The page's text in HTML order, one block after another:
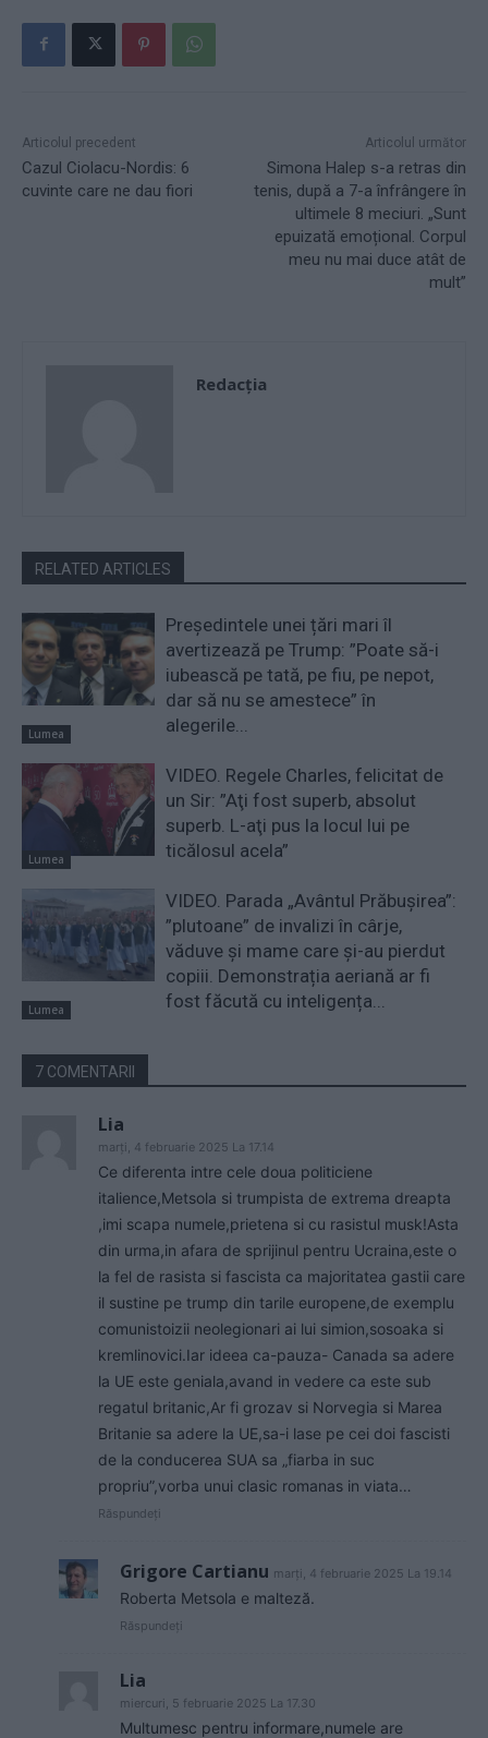
Articolul precedent
Cazul Ciolacu-Nordis: 6
cuvinte care ne dau fiori
Articolul următor
Simona Halep s-a retras din
tenis, după a 7-a înfrângere în
ultimele 8 meciuri. „Sunt
epuizată emoțional. Corpul
meu nu mai duce atât de
mult”
Redacţia
RELATED ARTICLES
Lumea
Președintele unei țări mari îl
avertizează pe Trump: ”Poate să-i
iubească pe tată, pe fiu, pe nepot,
dar să nu se amestece” în
alegerile...
Lumea
VIDEO. Regele Charles, felicitat de
un Sir: ”Aţi fost superb, absolut
superb. L-aţi pus la locul lui pe
ticălosul acela”
Lumea
VIDEO. Parada „Avântul Prăbușirea”:
”plutoane” de invalizi în cârje,
văduve și mame care și-au pierdut
copiii. Demonstrația aeriană ar fi
fost făcută cu inteligența...
7 COMENTARII
Lia
marți, 4 februarie 2025 La 17.14
Ce diferenta intre cele doua politiciene
italience,Metsola si trumpista de extrema dreapta
,imi scapa numele,prietena si cu rasistul musk!Asta
din urma,in afara de sprijinul pentru Ucraina,este o
la fel de rasista si fascista ca majoritatea gastii care
il sustine pe trump din tarile europene,de exemplu
comunistoizii neolegionari ai lui simion,sosoaka si
kremlinovici.Iar ideea ca-pauza- Canada sa adere
la UE este geniala,avand in vedere ca este sub
regatul britanic,Ar fi grozav si Norvegia si Marea
Britanie sa adere la UE,sa-i lase pe cei doi fascisti
de la conducerea SUA sa „fiarba in suc
propriu”,vorba unui clasic romanas in viata…
Răspundeți
Grigore Cartianu marți, 4 februarie 2025 La 19.14
Roberta Metsola e malteză.
Răspundeți
Lia
miercuri, 5 februarie 2025 La 17.30
Multumesc pentru informare,numele are